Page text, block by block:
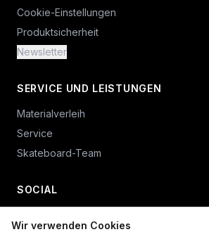
Wir verwenden Cookies
Cookie-Einstellungen
Produktsicherheit
Newsletter
SERVICE UND LEISTUNGEN
Materialverleih
Service
Skateboard-Team
SOCIAL